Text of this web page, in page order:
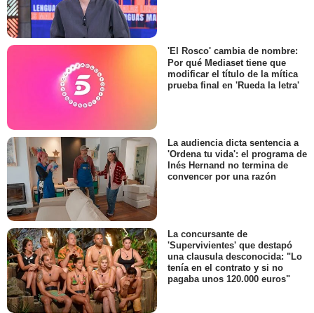
'El Rosco' cambia de nombre:
Por qué Mediaset tiene que
modificar el título de la mítica
prueba final en 'Rueda la letra'
La audiencia dicta sentencia a
'Ordena tu vida': el programa de
Inés Hernand no termina de
convencer por una razón
La concursante de
'Supervivientes' que destapó
una clausula desconocida: "Lo
tenía en el contrato y si no
pagaba unos 120.000 euros"